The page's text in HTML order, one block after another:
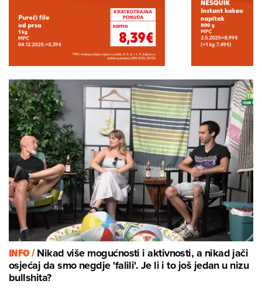
INFO /Nikad više mogućnosti i aktivnosti, a nikad jači
osjećaj da smo negdje 'falili'. Je li i to još jedan u nizu
bullshita?